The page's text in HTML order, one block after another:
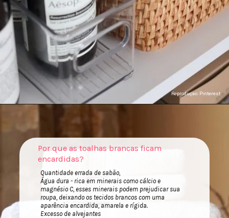
Reproduçao: Pinterest
Por que as toalhas brancas ficam
encardidas?
Quantidade errada de sabão,
Água dura - rica em minerais como cálcio e
magnésio C, esses minerais podem prejudicar sua
roupa, deixando os tecidos brancos com uma
aparência encardida, amarela e rígida.
Excesso de alvejantes